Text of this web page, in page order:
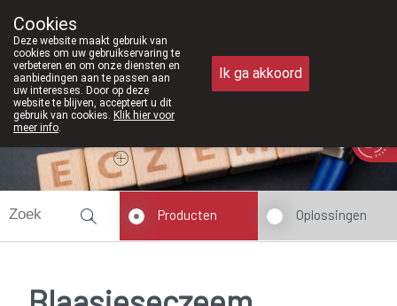
011/610300
Vandaag
Producten Oplossingen
Cookies
Deze website maakt gebruik van
cookies om uw gebruikservaring te
verbeteren en om onze diensten en
aanbiedingen aan te passen aan
uw interesses. Door op deze
website te blijven, accepteert u dit
gebruik van cookies. Klik hier voor
meer info.
Ik ga akkoord